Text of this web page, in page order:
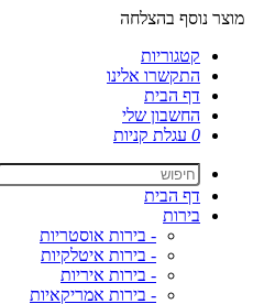
מוצר נוסף בהצלחה
קטגוריות
התקשרו אלינו
דף הבית
החשבון שלי
0 עגלת קניות
דף הבית
בירות
- בירות אוסטריות
- בירות איטלקיות
- בירות איריות
- בירות אמריקאיות